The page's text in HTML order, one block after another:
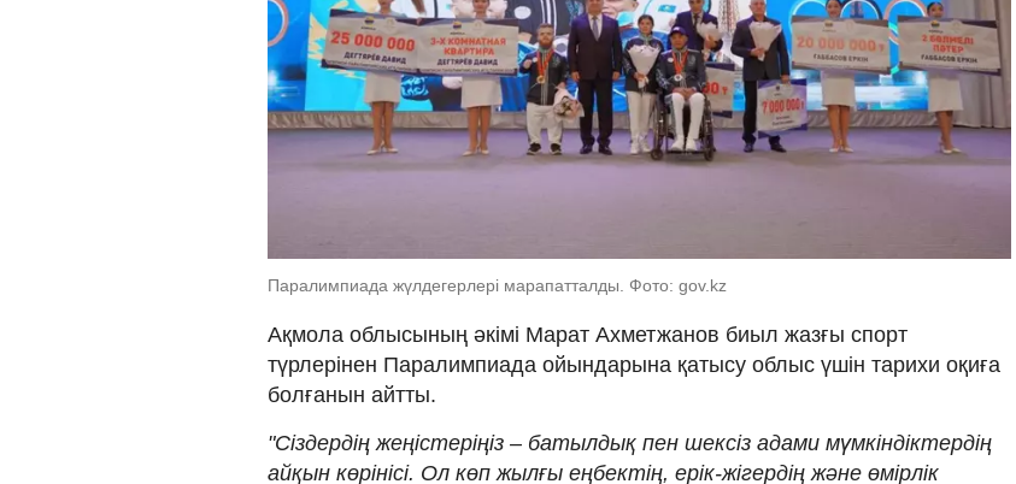
Паралимпиада жүлдегерлері марапатталды. Фото: gov.kz
Ақмола облысының әкімі Марат Ахметжанов биыл жазғы спорт
түрлерінен Паралимпиада ойындарына қатысу облыс үшін тарихи оқиға
болғанын айтты.
"Сіздердің жеңістеріңіз – батылдық пен шексіз адами мүмкіндіктердің
айқын көрінісі. Ол көп жылғы еңбектің, ерік-жігердің және өмірлік